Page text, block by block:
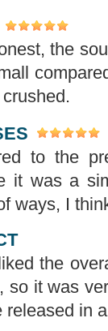
the
to the
it was a
ways, I
the
so it was
released in